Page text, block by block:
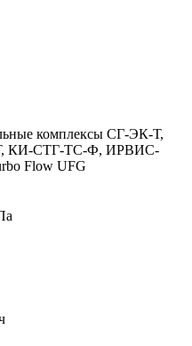
комплексы СГ-ЭК-Т,
КИ-СТГ-ТС-Ф, ИРВИС-
Flow UFG